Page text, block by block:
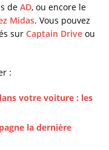
de AD, ou encore le
Midas. Vous pouvez
sur Captain Drive ou
:
votre voiture : les
la dernière